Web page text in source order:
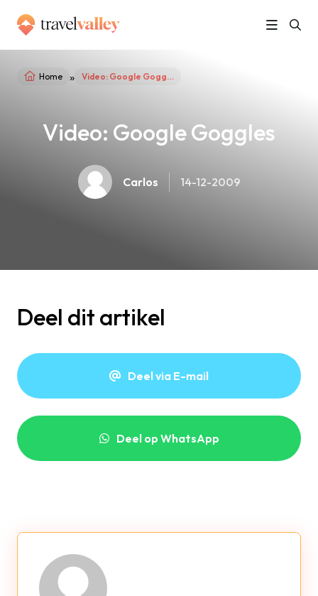
Home » Video: Google Goggles
Video: Google Goggles
Carlos 14-12-2009
Deel dit artikel
Deel via E-mail
Deel op WhatsApp